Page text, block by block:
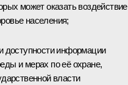
может оказать воздействие
населения;
доступности информации
и мерах по её охране,
власти